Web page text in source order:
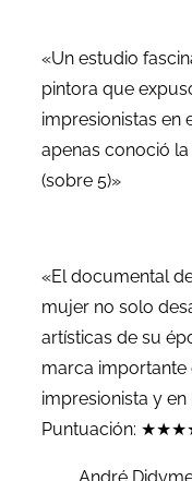
«Un estudio
pintora que
impresionistas en
apenas conoció
(sobre 5)»
«El documental
mujer no solo
artísticas de su
marca importante
impresionista y
Puntuación: